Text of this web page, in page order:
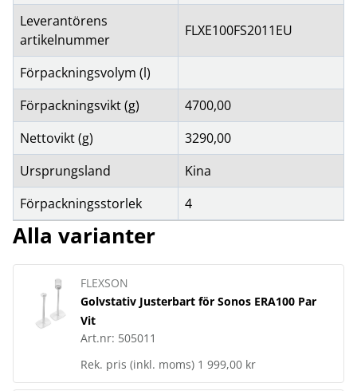
Leverantörens
artikelnummer
FLXE100FS2011EU
Förpackningsvolym (l)
Förpackningsvikt (g)
4700,00
Nettovikt (g)
3290,00
Ursprungsland
Kina
Förpackningsstorlek
4
Alla varianter
FLEXSON
Golvstativ Justerbart för Sonos ERA100 Par
Vit
Art.nr: 505011
Rek. pris (inkl. moms) 1 999,00 kr